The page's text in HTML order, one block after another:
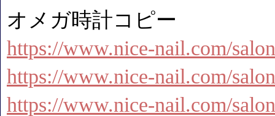
オメガ時計コピー
https://www.nice-nail.com/
https://www.nice-nail.com/
https://www.nice-nail.com/